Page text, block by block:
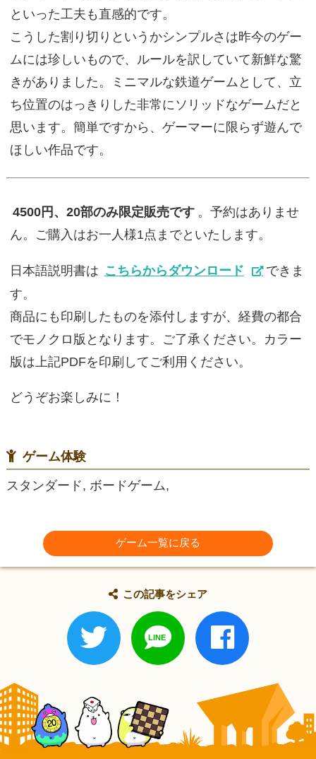
といった工夫も直感的です。
こうした割り切りというかシンプルさは昨今のゲー
ムには珍しいもので、ルールを訳していて新鮮な驚
きがありました。ミニマルな鉄道ゲームとして、立
ち位置のはっきりした非常にソリッドなゲームだと
思います。簡単ですから、ゲーマーに限らず遊んで
ほしい作品です。
4500円、20部のみ限定販売です 。予約はありませ
ん。ご購入はお一人様1点までといたします。
日本語説明書は こちらからダウンロード
できま
す。
商品にも印刷したものを添付しますが、経費の都合
でモノクロ版となります。ご了承ください。カラー
版は上記PDFを印刷してご利用ください。
どうぞお楽しみに！
ゲーム体験
スタンダード, ボードゲーム,
ゲーム一覧に戻る
この記事をシェア